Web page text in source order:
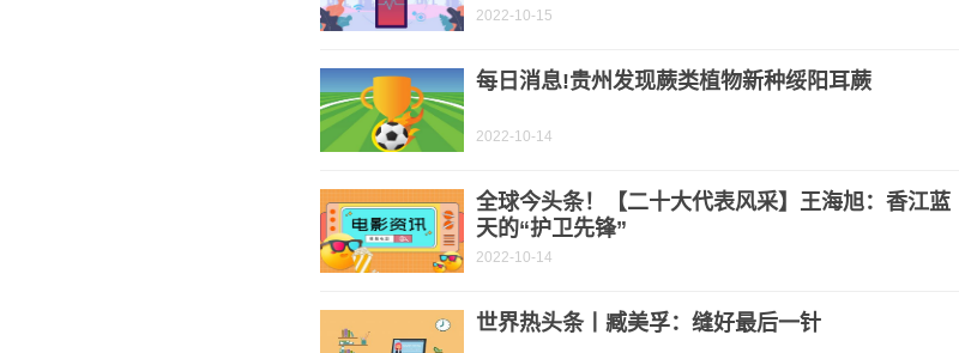
2022-10-15
每日消息!贵州发现蕨类植物新种绥阳耳蕨
2022-10-14
全球今头条！【二十大代表风采】王海旭：香江蓝
天的“护卫先锋”
2022-10-14
世界热头条丨臧美孚：缝好最后一针